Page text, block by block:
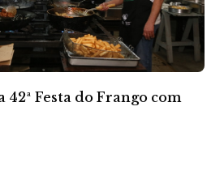
Festa do Frango com